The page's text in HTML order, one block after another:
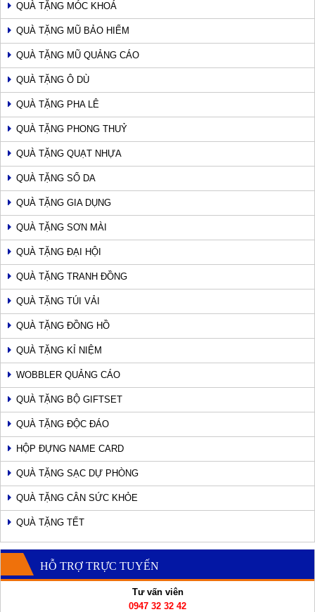
QUÀ TẶNG MÓC KHOÁ
QUÀ TẶNG MŨ BẢO HIỂM
QUÀ TẶNG MŨ QUẢNG CÁO
QUÀ TẶNG Ô DÙ
QUÀ TẶNG PHA LÊ
QUÀ TẶNG PHONG THUỶ
QUÀ TẶNG QUẠT NHỰA
QUÀ TẶNG SỔ DA
QUÀ TẶNG GIA DỤNG
QUÀ TẶNG SƠN MÀI
QUÀ TẶNG ĐẠI HỘI
QUÀ TẶNG TRANH ĐỒNG
QUÀ TẶNG TÚI VẢI
QUÀ TẶNG ĐỒNG HỒ
QUÀ TẶNG KỈ NIỆM
WOBBLER QUẢNG CÁO
QUÀ TẶNG BỘ GIFTSET
QUÀ TẶNG ĐỘC ĐÁO
HỘP ĐỰNG NAME CARD
QUÀ TẶNG SẠC DỰ PHÒNG
QUÀ TẶNG CÂN SỨC KHỎE
QUÀ TẶNG TẾT
HỖ TRỢ TRỰC TUYẾN
Tư vấn viên
0947 32 32 42